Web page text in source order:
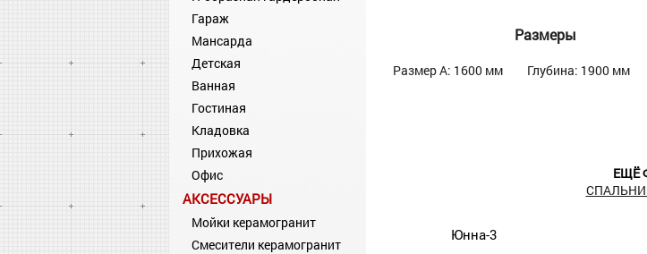
Гараж
Мансарда
Детская
Ванная
Гостиная
Кладовка
Прихожая
Офис
АКСЕССУАРЫ
Мойки керамогранит
Смесители керамогранит
Размеры
Размер А: 1600 мм Глубина: 1900 мм
ЕЩЁ
Юнна-3